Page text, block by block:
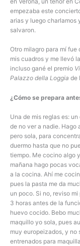
empezaba este
arias y luego charlamos
salvaron.
Otro milagro para mí fue
mis cuadros y me llevó la
incluso gané el premio
Palazzo della Loggia de
¿Cómo se prepara
Una de mis reglas es:
de no ver a nadie. Hago
pero sola, para
duermo hasta que no
tiempo. Me cocino algo
mañana hago pocas
a la cocina. Ahí me
pues la pasta me da
un poco. Si no, reviso
3 horas antes de la
huevo cocido. Bebo
maquillo yo sola, pues
muy europeizados, y no
entrenados para